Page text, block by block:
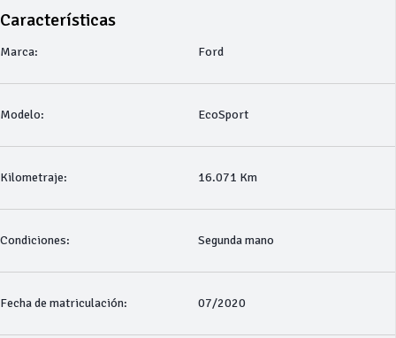
Características
Marca: Ford
Modelo: EcoSport
Kilometraje: 16.071 Km
Condiciones: Segunda mano
Fecha de matriculación: 07/2020